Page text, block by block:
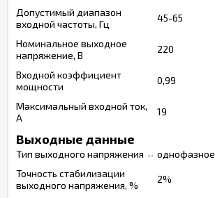
Допустимый диапазон
входной частоты, Гц
45-65
Номинальное выходное
напряжение, В
220
Входной коэффициент
мощности
0,99
Максимальный входной ток,
А
19
Выходные данные
Тип выходного напряжения
однофазное
Точность стабилизации
выходного напряжения, %
2%